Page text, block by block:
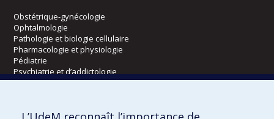
Obstétrique-gynécologie
Ophtalmologie
Pathologie et biologie cellulaire
Pharmacologie et physiologie
Pédiatrie
Psychiatrie et d’addictologie
Radiologie, radio-oncologie et médecine nucléaire